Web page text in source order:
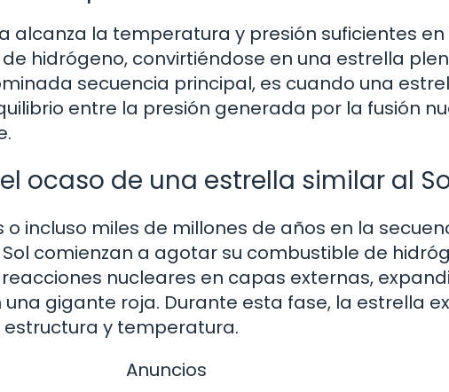
alcanza la temperatura y presión suficientes en
hidrógeno, convirtiéndose en una estrella
secuencia principal, es cuando una
entre la presión generada por la fusión
ocaso de una estrella similar al
incluso miles de millones de años en la
comienzan a agotar su combustible de
nucleares en capas externas,
gigante roja. Durante esta fase, la estrella
y temperatura.
Anuncios